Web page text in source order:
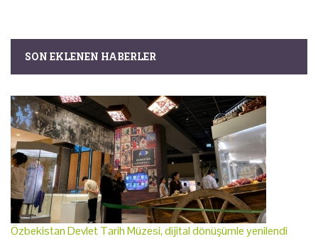
SON EKLENEN HABERLER
Özbekistan Devlet Tarih Müzesi, dijital dönüşümle yenilendi